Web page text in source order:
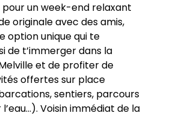
pour un week-end relaxant
originale avec des amis,
option unique qui te
de t’immerger dans la
et de profiter de
offertes sur place
sentiers, parcours
Voisin immédiat de la